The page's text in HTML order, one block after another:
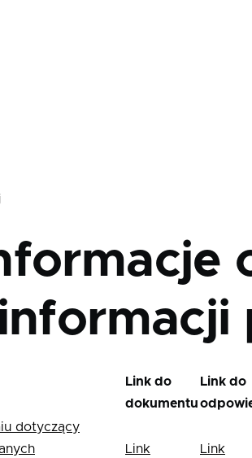
Link do
dokumentu
Link do
dotyczący
Link Link